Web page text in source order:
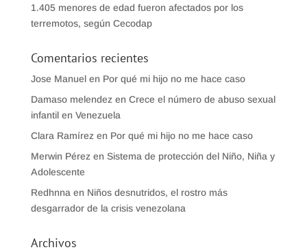
1.405 menores de edad fueron afectados por los
terremotos, según Cecodap
Comentarios recientes
Jose Manuelen Por qué mi hijo no me hace caso
Damaso melendez en Crece el número de abuso sexual
infantil en Venezuela
Clara Ramírez en Por qué mi hijo no me hace caso
Merwin Pérez en Sistema de protección del Niño, Niña y
Adolescente
Redhnna en Niños desnutridos, el rostro más
desgarrador de la crisis venezolana
Archivos